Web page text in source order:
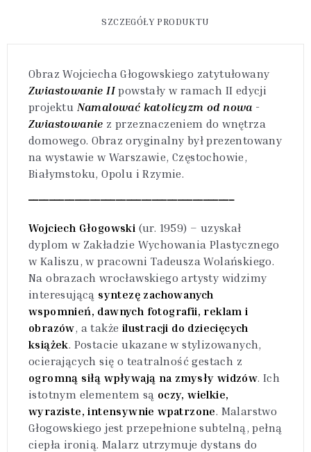
SZCZEGÓŁY PRODUKTU
Obraz Wojciecha Głogowskiego zatytułowany
Zwiastowanie IIpowstały w ramach II edycji
projektu Namalować katolicyzm od nowa -
Zwiastowanie z przeznaczeniem do wnętrza
domowego. Obraz oryginalny był prezentowany
na wystawie w Warszawie, Częstochowie,
Białymstoku, Opolu i Rzymie.
Wojciech Głogowski (ur. 1959) – uzyskał
dyplom w Zakładzie Wychowania Plastycznego
w Kaliszu, w pracowni Tadeusza Wolańskiego.
Na obrazach wrocławskiego artysty widzimy
interesującą syntezę zachowanych
wspomnień, dawnych fotografii, reklam i
obrazów, a także ilustracji do dziecięcych
książek. Postacie ukazane w stylizowanych,
ocierających się o teatralność gestach z
ogromną siłą wpływają na zmysły widzów. Ich
istotnym elementem są oczy, wielkie,
wyraziste, intensywnie wpatrzone. Malarstwo
Głogowskiego jest przepełnione subtelną, pełną
ciepła ironią. Malarz utrzymuje dystans do